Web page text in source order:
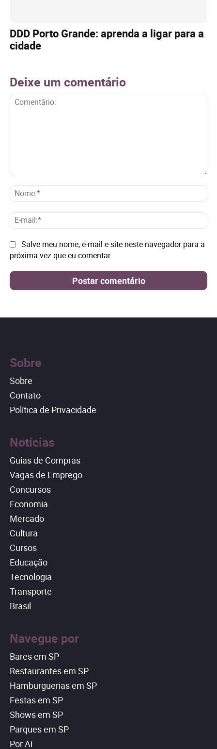
DDD Porto Grande: aprenda a ligar para a
cidade
Deixe um comentário
E-
Site: Salve meu nome, e-mail e site neste navegador para a
próxima vez que eu comentar.
Sobre
Sobre
Contato
Política de Privacidade
Notícias
Guias de Compras
Vagas de Emprego
Concursos
Economia
Mercado
Cultura
Cursos
Educação
Tecnologia
Transporte
Brasil
Navegue por
Bares em SP
Restaurantes em SP
Hamburguerias em SP
Festas em SP
Shows em SP
Parques em SP
Por Aí